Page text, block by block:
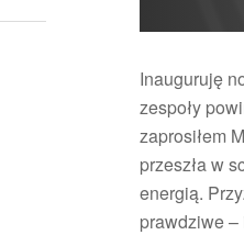
Inauguruję
zespoły
zaprosiłem
przeszła w
energią.
prawdziwe –